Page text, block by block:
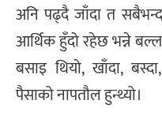
अनि पढ्दै जाँदा त
आर्थिक हुँदो रहेछ भन्ने
बसाइ थियो, खाँदा,
पैसाको नापतौल हुन्थ्यो।